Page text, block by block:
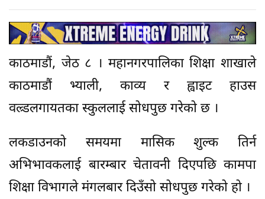
काठमाडौं, जेठ ८ । महानगरपालिका शिक्षा शाखाले
काठमाडौं भ्याली, काव्य र ह्वाइट हाउस
वल्र्डलगायतका स्कुललाई सोधपुछ गरेको छ ।
लकडाउनको समयमा मासिक शुल्क तिर्न
अभिभावकलाई बारम्बार चेतावनी दिएपछि कामपा
शिक्षा विभागले मंगलबार दिउँसो सोधपुछ गरेको हो ।